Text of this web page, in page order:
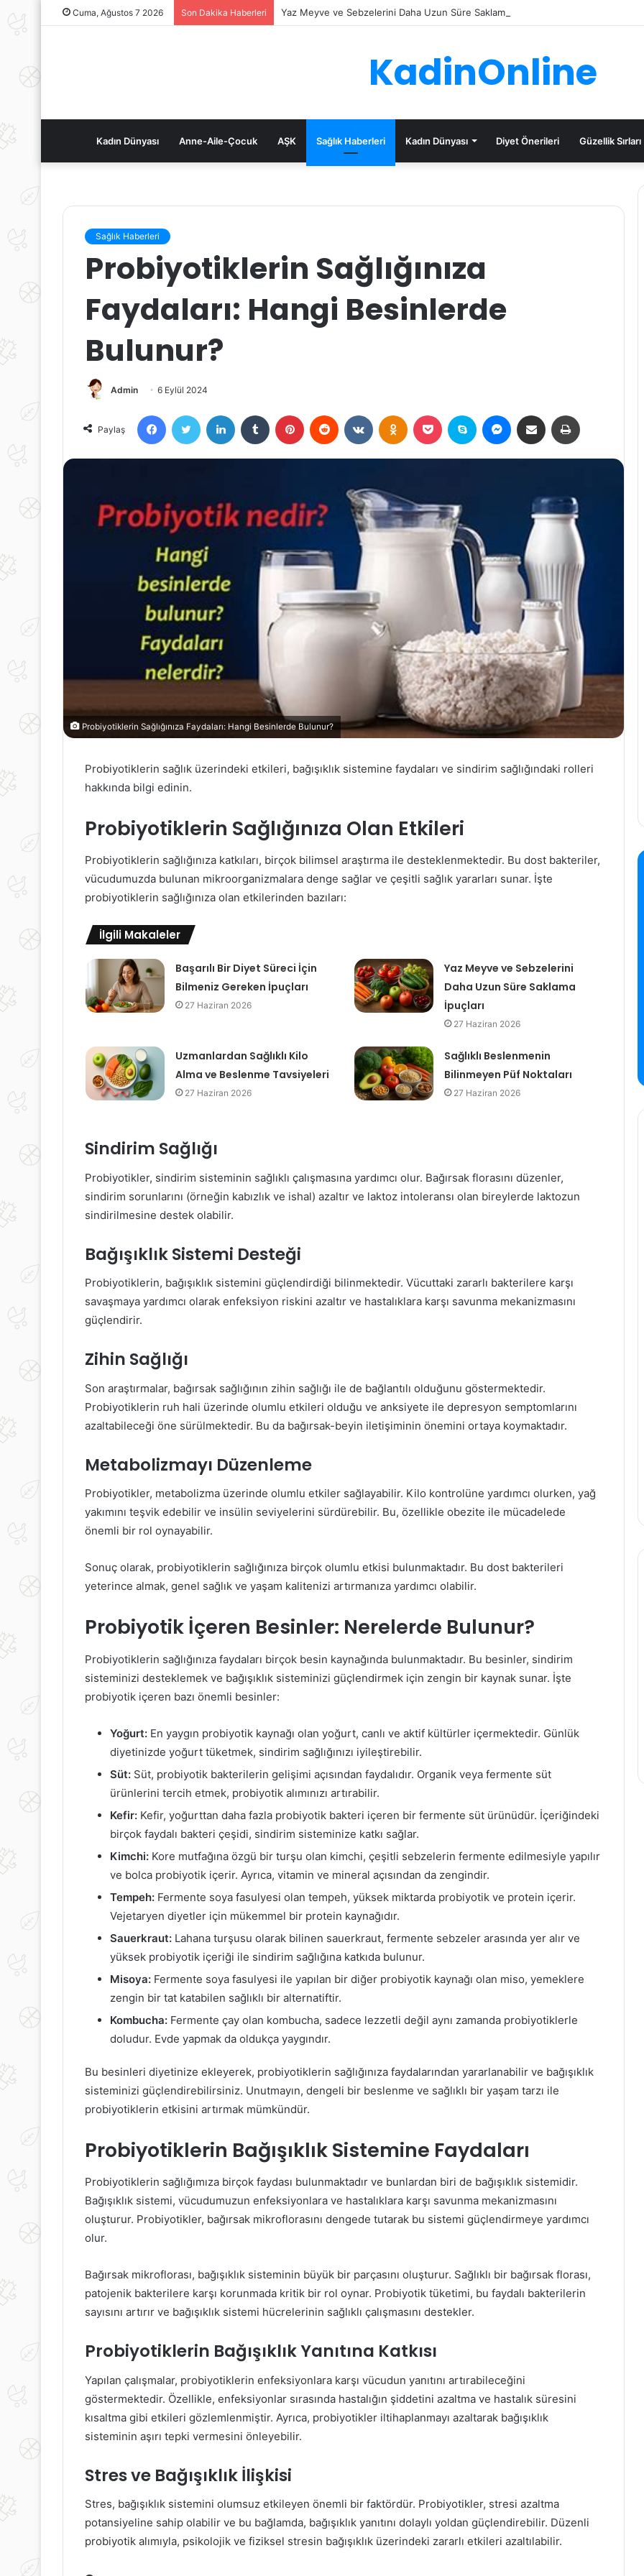
Cuma, Ağustos 7 2026 Son Dakika Haberleri Yaz Meyve ve Sebzelerini Daha Uzun Süre Saklama İpuçları
KadinOnline
Kadın Dünyası Anne-Aile-Çocuk AŞK Sağlık Haberleri Kadın Dünyası Diyet Önerileri Güzellik Sırları
Sağlık Haberleri
Probiyotiklerin Sağlığınıza
Faydaları: Hangi Besinlerde
Bulunur?
Admin 6 Eylül 2024
Paylaş
FacebookTwitter LinkedIn Tumblr Pinterest Reddit VKontakteOdnoklassniki
Pocket Skype MessengerE-Posta ile paylaş
Probiyotiklerin Sağlığınıza Faydaları: Hangi Besinlerde Bulunur?
Probiyotiklerin sağlık üzerindeki etkileri, bağışıklık sistemine faydaları ve sindirim sağlığındaki rolleri
hakkında bilgi edinin.
Probiyotiklerin Sağlığınıza Olan Etkileri
Probiyotiklerin sağlığınıza katkıları, birçok bilimsel araştırma ile desteklenmektedir. Bu dost bakteriler,
vücudumuzda bulunan mikroorganizmalara denge sağlar ve çeşitli sağlık yararları sunar. İşte
probiyotiklerin sağlığınıza olan etkilerinden bazıları:
İlgili Makaleler
Başarılı Bir Diyet Süreci İçin
Bilmeniz Gereken İpuçları
27 Haziran 2026
Yaz Meyve ve Sebzelerini
Daha Uzun Süre Saklama
İpuçları
27 Haziran 2026
Uzmanlardan Sağlıklı Kilo
Alma ve Beslenme Tavsiyeleri
27 Haziran 2026
Sağlıklı Beslenmenin
Bilinmeyen Püf Noktaları
27 Haziran 2026
Sindirim Sağlığı
Probiyotikler, sindirim sisteminin sağlıklı çalışmasına yardımcı olur. Bağırsak florasını düzenler,
sindirim sorunlarını (örneğin kabızlık ve ishal) azaltır ve laktoz intoleransı olan bireylerde laktozun
sindirilmesine destek olabilir.
Bağışıklık Sistemi Desteği
Probiyotiklerin, bağışıklık sistemini güçlendirdiği bilinmektedir. Vücuttaki zararlı bakterilere karşı
savaşmaya yardımcı olarak enfeksiyon riskini azaltır ve hastalıklara karşı savunma mekanizmasını
güçlendirir.
Zihin Sağlığı
Son araştırmalar, bağırsak sağlığının zihin sağlığı ile de bağlantılı olduğunu göstermektedir.
Probiyotiklerin ruh hali üzerinde olumlu etkileri olduğu ve anksiyete ile depresyon semptomlarını
azaltabileceği öne sürülmektedir. Bu da bağırsak-beyin iletişiminin önemini ortaya koymaktadır.
Metabolizmayı Düzenleme
Probiyotikler, metabolizma üzerinde olumlu etkiler sağlayabilir. Kilo kontrolüne yardımcı olurken, yağ
yakımını teşvik edebilir ve insülin seviyelerini sürdürebilir. Bu, özellikle obezite ile mücadelede
önemli bir rol oynayabilir.
Sonuç olarak, probiyotiklerin sağlığınıza birçok olumlu etkisi bulunmaktadır. Bu dost bakterileri
yeterince almak, genel sağlık ve yaşam kalitenizi artırmanıza yardımcı olabilir.
Probiyotik İçeren Besinler: Nerelerde Bulunur?
Probiyotiklerin sağlığınıza faydaları birçok besin kaynağında bulunmaktadır. Bu besinler, sindirim
sisteminizi desteklemek ve bağışıklık sisteminizi güçlendirmek için zengin bir kaynak sunar. İşte
probiyotik içeren bazı önemli besinler:
Yoğurt: En yaygın probiyotik kaynağı olan yoğurt, canlı ve aktif kültürler içermektedir. Günlük
diyetinizde yoğurt tüketmek, sindirim sağlığınızı iyileştirebilir.
Süt: Süt, probiyotik bakterilerin gelişimi açısından faydalıdır. Organik veya fermente süt
ürünlerini tercih etmek, probiyotik alımınızı artırabilir.
Kefir: Kefir, yoğurttan daha fazla probiyotik bakteri içeren bir fermente süt ürünüdür. İçeriğindeki
birçok faydalı bakteri çeşidi, sindirim sisteminize katkı sağlar.
Kimchi: Kore mutfağına özgü bir turşu olan kimchi, çeşitli sebzelerin fermente edilmesiyle yapılır
ve bolca probiyotik içerir. Ayrıca, vitamin ve mineral açısından da zengindir.
Tempeh: Fermente soya fasulyesi olan tempeh, yüksek miktarda probiyotik ve protein içerir.
Vejetaryen diyetler için mükemmel bir protein kaynağıdır.
Sauerkraut: Lahana turşusu olarak bilinen sauerkraut, fermente sebzeler arasında yer alır ve
yüksek probiyotik içeriği ile sindirim sağlığına katkıda bulunur.
Misoya: Fermente soya fasulyesi ile yapılan bir diğer probiyotik kaynağı olan miso, yemeklere
zengin bir tat katabilen sağlıklı bir alternatiftir.
Kombucha: Fermente çay olan kombucha, sadece lezzetli değil aynı zamanda probiyotiklerle
doludur. Evde yapmak da oldukça yaygındır.
Bu besinleri diyetinize ekleyerek, probiyotiklerin sağlığınıza faydalarından yararlanabilir ve bağışıklık
sisteminizi güçlendirebilirsiniz. Unutmayın, dengeli bir beslenme ve sağlıklı bir yaşam tarzı ile
probiyotiklerin etkisini artırmak mümkündür.
Probiyotiklerin Bağışıklık Sistemine Faydaları
Probiyotiklerin sağlığımıza birçok faydası bulunmaktadır ve bunlardan biri de bağışıklık sistemidir.
Bağışıklık sistemi, vücudumuzun enfeksiyonlara ve hastalıklara karşı savunma mekanizmasını
oluşturur. Probiyotikler, bağırsak mikroflorasını dengede tutarak bu sistemi güçlendirmeye yardımcı
olur.
Bağırsak mikroflorası, bağışıklık sisteminin büyük bir parçasını oluşturur. Sağlıklı bir bağırsak florası,
patojenik bakterilere karşı korunmada kritik bir rol oynar. Probiyotik tüketimi, bu faydalı bakterilerin
sayısını artırır ve bağışıklık sistemi hücrelerinin sağlıklı çalışmasını destekler.
Probiyotiklerin Bağışıklık Yanıtına Katkısı
Yapılan çalışmalar, probiyotiklerin enfeksiyonlara karşı vücudun yanıtını artırabileceğini
göstermektedir. Özellikle, enfeksiyonlar sırasında hastalığın şiddetini azaltma ve hastalık süresini
kısaltma gibi etkileri gözlemlenmiştir. Ayrıca, probiyotikler iltihaplanmayı azaltarak bağışıklık
sisteminin aşırı tepki vermesini önleyebilir.
Stres ve Bağışıklık İlişkisi
Stres, bağışıklık sistemini olumsuz etkileyen önemli bir faktördür. Probiyotikler, stresi azaltma
potansiyeline sahip olabilir ve bu bağlamda, bağışıklık yanıtını dolaylı yoldan güçlendirebilir. Düzenli
probiyotik alımıyla, psikolojik ve fiziksel stresin bağışıklık üzerindeki zararlı etkileri azaltılabilir.
Sertleşme Sorununda Penil
Protezi Tedavisi
Uyku
Zararlı
mı
14 Aralık 2022
Fazla Uyku Çekmek Zararlı mı
Aylık
Anne
Karnında
Hareket
Kaç Aylık Bebek Anne